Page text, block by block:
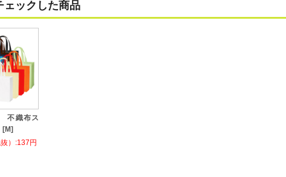
ェックした商品
不織布ス
[M]
）:137円